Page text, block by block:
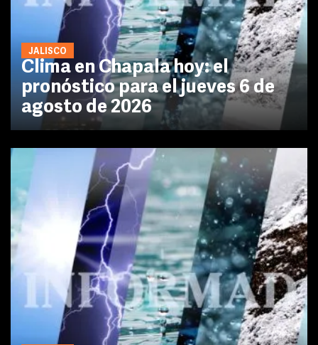
JALISCO
Clima en Chapala hoy: el
pronóstico para el jueves 6 de
agosto de 2026